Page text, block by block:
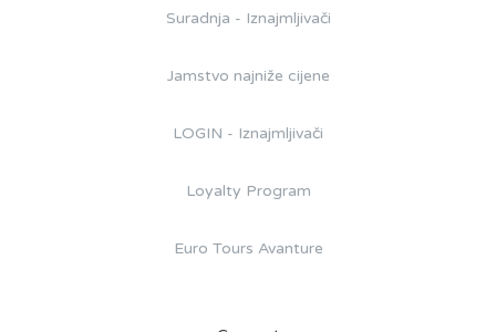
Suradnja - Iznajmljivači
Jamstvo najniže cijene
LOGIN - Iznajmljivači
Loyalty Program
Euro Tours Avanture